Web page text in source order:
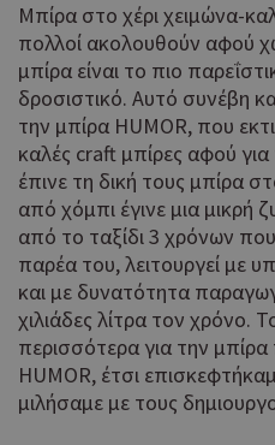
Μπίρα στο χέρι χειμώνα-
πολλοί ακολουθούν αφού
μπίρα είναι το πιο
δροσιστικό. Αυτό συνέβη
την μπίρα HUMOR, που
καλές craft μπίρες αφού
έπινε τη δική τους μπίρα
από χόμπι έγινε μια μικρή
από το ταξίδι 3 χρόνων
παρέα του, λειτουργεί με
και με δυνατότητα
χιλιάδες λίτρα τον χρόνο.
περισσότερα για την
HUMOR, έτσι
μιλήσαμε με τους